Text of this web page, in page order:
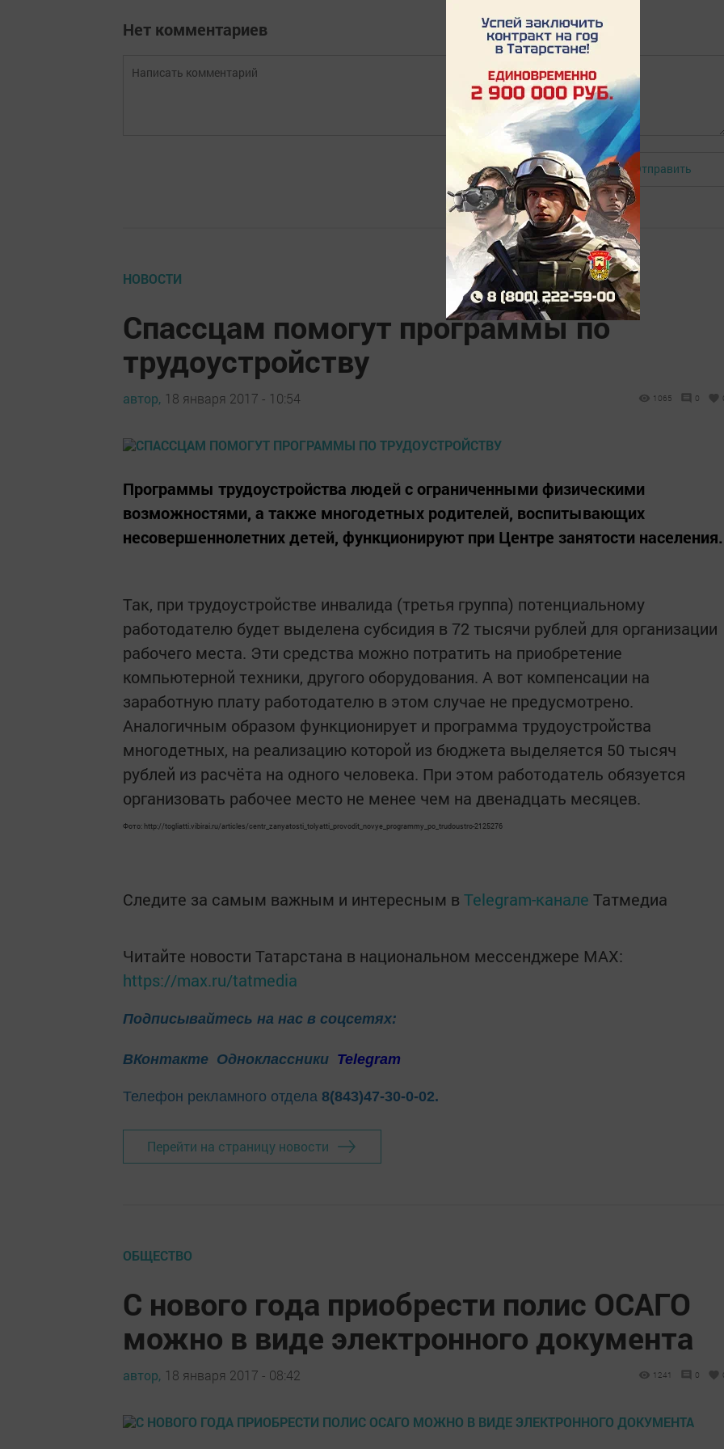
Нет комментариев
Авторизоваться Отправить
НОВОСТИ
Спассцам помогут программы по
трудоустройству
автор, 18 января 2017 - 10:54 1065 0
Программы трудоустройства людей с ограниченными физическими
возможностями, а также многодетных родителей, воспитывающих
несовершеннолетних детей, функционируют при Центре занятости населения.
Так, при трудоустройстве инвалида (третья группа) потенциальному
работодателю будет выделена субсидия в 72 тысячи рублей для организации
рабочего места. Эти средства можно потратить на приобретение
компьютерной техники, другого оборудования. А вот компенсации на
заработную плату работодателю в этом случае не предусмотрено.
Аналогичным образом функционирует и программа трудоустройства
многодетных, на реализацию которой из бюджета выделяется 50 тысяч
рублей из расчёта на одного человека. При этом работодатель обязуется
организовать рабочее место не менее чем на двенадцать месяцев.
Фото: http://togliatti.vibirai.ru/articles/centr_zanyatosti_tolyatti_provodit_novye_programmy_po_trudoustro-2125276
Следите за самым важным и интересным в Telegram-канале Татмедиа
Читайте новости Татарстана в национальном мессенджере MАХ:
https://max.ru/tatmedia
Подписывайтесь на нас в соцсетях:
ВКонтакте Одноклассники Telegram
Телефон рекламного отдела 8(843)47-30-0-02.
Перейти на страницу новости
ОБЩЕСТВО
С нового года приобрести полис ОСАГО
можно в виде электронного документа
автор, 18 января 2017 - 08:42 1241 0